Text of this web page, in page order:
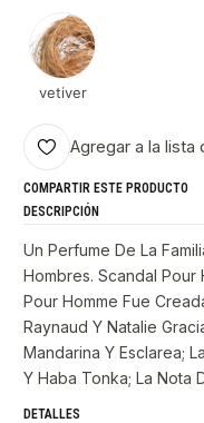
vetiver
Agregar a la lista
COMPARTIR ESTE PRODUCTO
DESCRIPCIÓN
Un Perfume De La
Hombres. Scandal Pour
Pour Homme Fue
Raynaud Y Natalie
Mandarina Y Esclarea;
Y Haba Tonka; La Nota
DETALLES